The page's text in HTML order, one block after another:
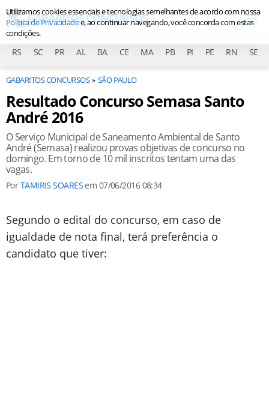
RS SC PR AL BA CE MA PB PI PE RN SE
GABARITOS CONCURSOS SÃO PAULO
Resultado Concurso Semasa Santo
André 2016
O Serviço Municipal de Saneamento Ambiental de Santo
André (Semasa) realizou provas objetivas de concurso no
domingo. Em torno de 10 mil inscritos tentam uma das
vagas.
PorTAMIRIS SOARESem 07/06/2016 08:34
Segundo o edital do concurso, em caso de
igualdade de nota final, terá preferência o
candidato que tiver:
Utilizamos cookies essenciais e tecnologias semelhantes de acordo com nossa
Política de Privacidadee, ao continuar navegando, você concorda com estas
condições.